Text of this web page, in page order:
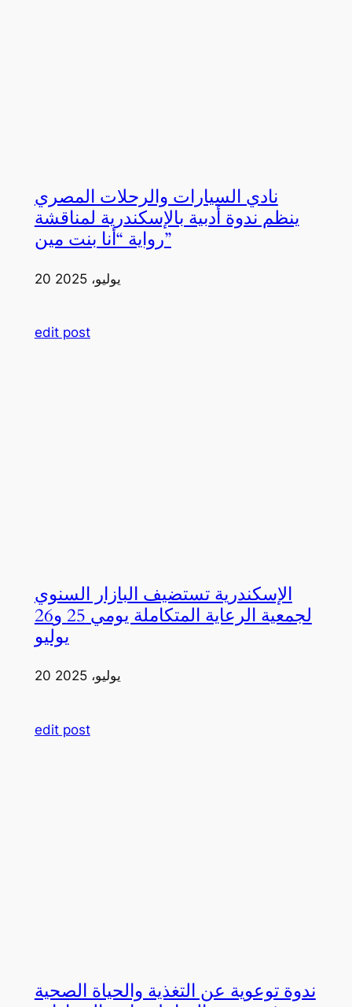
نادي السيارات والرحلات المصري
ينظم ندوة أدبية بالإسكندرية لمناقشة
رواية “أنا بنت مين”
20 يوليو، 2025
edit post
الإسكندرية تستضيف البازار السنوي
لجمعية الرعاية المتكاملة يومي 25 و26
يوليو
20 يوليو، 2025
edit post
ندوة توعوية عن التغذية والحياة الصحية